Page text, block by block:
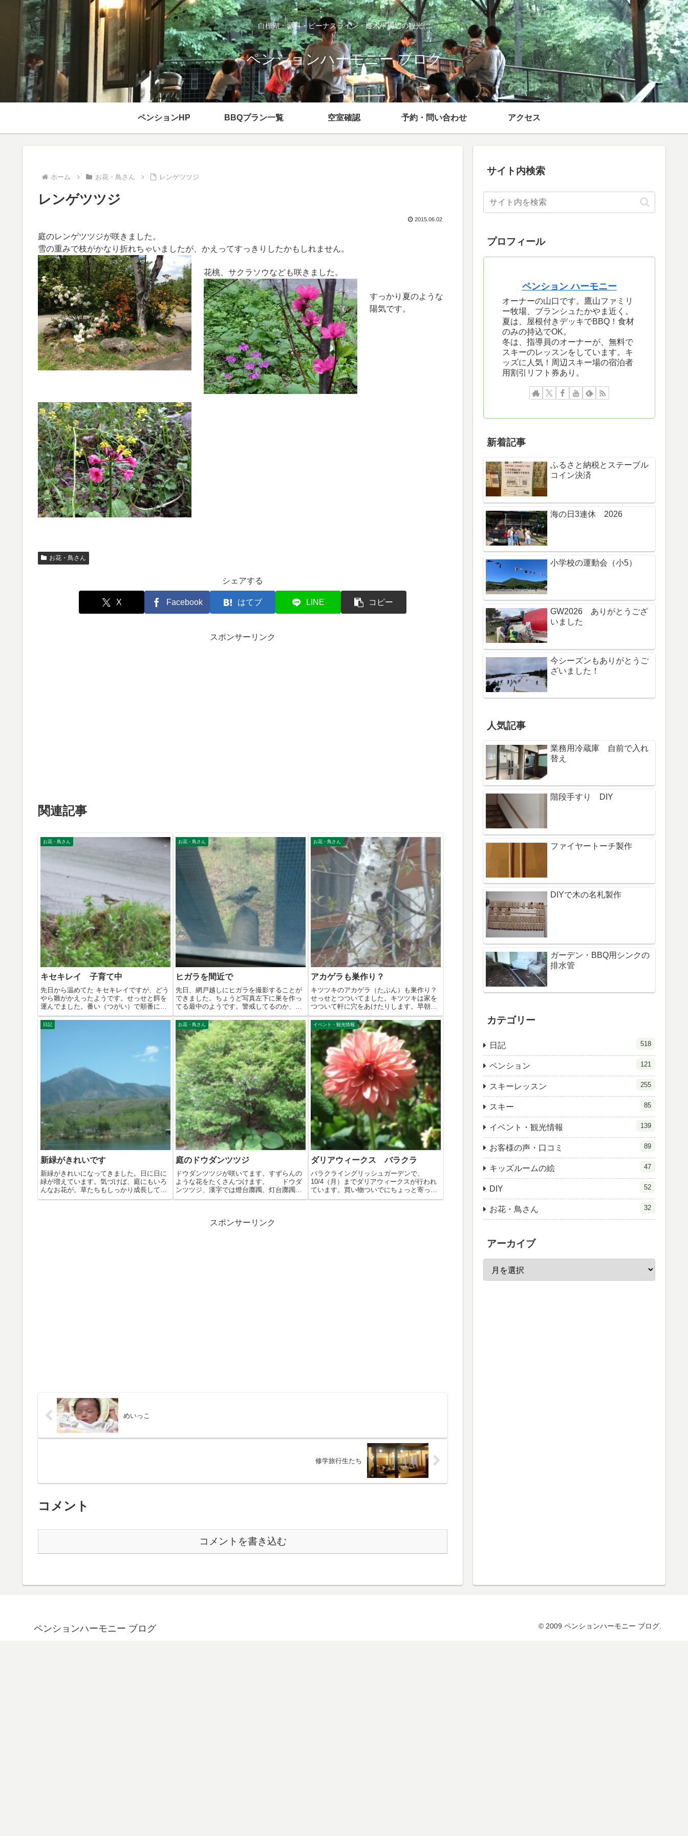
白樺湖・蓼科・ビーナスライン・姫木平周辺の観光に
ペンションハーモニー ブログ
ペンションHP BBQプラン一覧 空室確認 予約・問い合わせ アクセス
ホーム お花・鳥さん レンゲツツジ
レンゲツツジ
2015.06.02
庭のレンゲツツジが咲きました。
雪の重みで枝がかなり折れちゃいましたが、かえってすっきりしたかもしれません。
花桃、サクラソウなども咲きました。
すっかり夏のような
陽気です。
お花・鳥さん
シェアする
X Facebook はてブ LINE コピー
スポンサーリンク
関連記事
お花・鳥さん
キセキレイ 子育て中
先日から温めてた キセキレイですが、どう
やら雛がかえったようです。せっせと餌を
運んでました。番い（つがい）で順番に運
んで...
お花・鳥さん
ヒガラを間近で
先日、網戸越しにヒガラを撮影することが
できました。ちょうど写真左下に巣を作っ
てる最中のようです。警戒してるのか、ず
っとキ...
お花・鳥さん
アカゲラも巣作り？
キツツキのアカゲラ（たぶん）も巣作り？
せっせとつついてました。キツツキは家を
つついて軒に穴をあけたりします。早朝、
家をつ...
日記
新緑がきれいです
新緑がきれいになってきました。日に日に
緑が増えています。気づけば、庭にもいろ
んなお花が。草たちもしっかり成長してき
てます...
お花・鳥さん
庭のドウダンツツジ
ドウダンツツジが咲いてます。すずらんの
ような花をたくさんつけます。 ドウダ
ンツツジ、漢字では燈台躑躅、灯台躑躅、
満天星...
イベント・観光情報
ダリアウィークス バラクラ
バラクライングリッシュガーデンで、
10/4（月）までダリアウィークスが行われ
ています。買い物ついでにちょっと寄って
きまし...
スポンサーリンク
めいっこ
修学旅行生たち
コメント
コメントを書き込む
サイト内検索
プロフィール
ペンション ハーモニー
オーナーの山口です。鷹山ファミリ
ー牧場、ブランシュたかやま近く。
夏は、屋根付きデッキでBBQ！食材
のみの持込でOK。
冬は、指導員のオーナーが、無料で
スキーのレッスンをしています。キ
ッズに人気！周辺スキー場の宿泊者
用割引リフト券あり。
新着記事
ふるさと納税とステーブル
コイン決済
海の日3連休 2026
小学校の運動会（小5）
GW2026 ありがとうござ
いました
今シーズンもありがとうご
ざいました！
人気記事
業務用冷蔵庫 自前で入れ
替え
階段手すり DIY
ファイヤートーチ製作
DIYで木の名札製作
ガーデン・BBQ用シンクの
排水管
カテゴリー
日記 518
ペンション 121
スキーレッスン 255
スキー 85
イベント・観光情報 139
お客様の声・口コミ 89
キッズルームの絵 47
DIY 52
お花・鳥さん 32
アーカイブ
ペンションハーモニー ブログ © 2009 ペンションハーモニー ブログ.